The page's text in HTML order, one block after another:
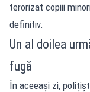
terorizat copiii
definitiv.
Un al doilea
fugă
În aceeași zi,